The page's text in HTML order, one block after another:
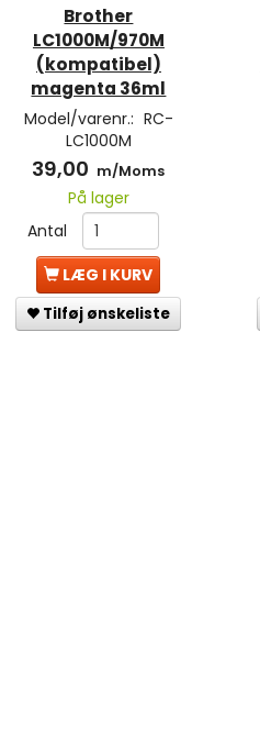
Brother
LC1000M/970M
(kompatibel)
magenta 36ml
Model/varenr.: RC-
LC1000M
39,00 m/Moms
På lager
Antal
LÆG I KURV
Tilføj ønskeliste